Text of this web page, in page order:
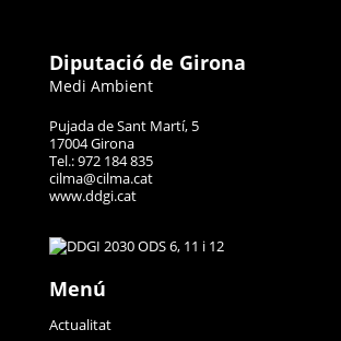
Diputació de Girona
Medi Ambient
Pujada de Sant Martí, 5
17004 Girona
Tel.: 972 184 835
cilma@cilma.cat
www.ddgi.cat
Menú
Actualitat